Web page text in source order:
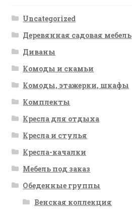
Uncategorized
Деревянная садовая мебель
Диваны
Комоды и скамьи
Комоды, этажерки, шкафы
Комплекты
Кресла для отдыха
Кресла и стулья
Кресла-качалки
Мебель под заказ
Обеденные группы
Венская коллекция